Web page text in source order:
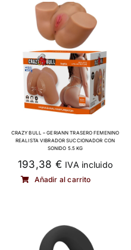
MODA & LENCERÍA
JUGUETES
CONTACTO
POLÍTICA DE PRIVACIDAD
CRAZY BULL – GERIANN TRASERO FEMENINO
REALISTA VIBRADOR SUCCIONADOR CON
SONIDO 5.5 KG
193,38 € IVA incluido
Añadir al carrito